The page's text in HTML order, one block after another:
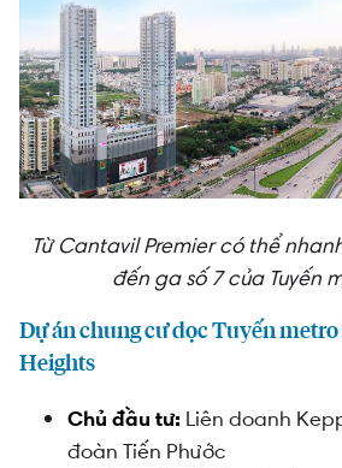
Từ Cantavil Premier có thể
đến ga số 7 của Tuyến
Dự án chung cư dọc Tuyến metro
Heights
Chủ đầu tư: Liên doanh
đoàn Tiến Phước